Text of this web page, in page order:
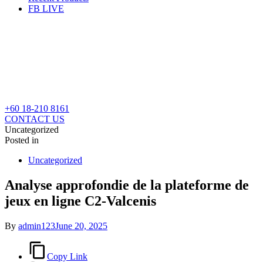
FB LIVE
+60 18-210 8161
CONTACT US
Uncategorized
Posted in
Uncategorized
Analyse approfondie de la plateforme de
jeux en ligne C2-Valcenis
By admin123June 20, 2025
Copy Link